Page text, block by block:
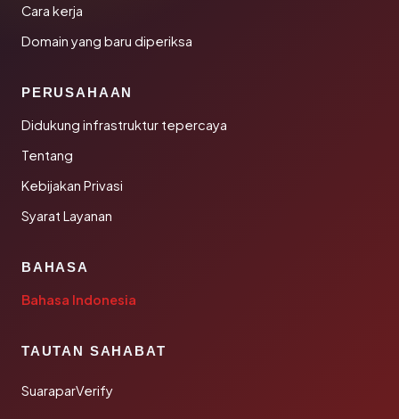
Cara kerja
Domain yang baru diperiksa
PERUSAHAAN
Didukung infrastruktur tepercaya
Tentang
Kebijakan Privasi
Syarat Layanan
BAHASA
Bahasa Indonesia
TAUTAN SAHABAT
SuaraparVerify